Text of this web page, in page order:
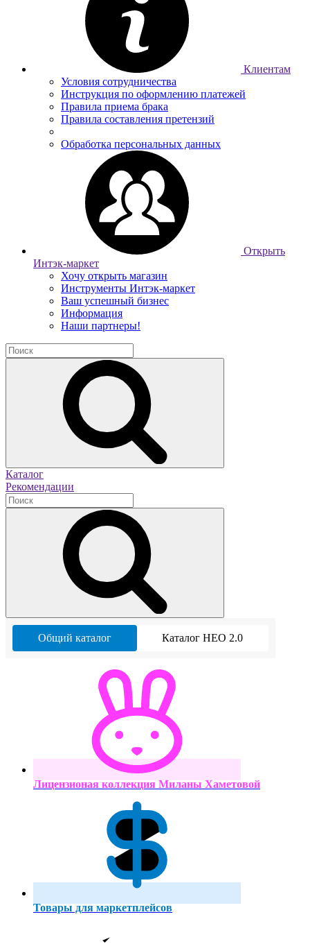
Клиентам
Условия сотрудничества
Инструкция по оформлению платежей
Правила приема брака
Правила составления претензий
Обработка персональных данных
Открыть
Интэк-маркет
Хочу открыть магазин
Инструменты Интэк-маркет
Ваш успешный бизнес
Информация
Наши партнеры!
Каталог
Рекомендации
Общий каталог Каталог НЕО 2.0
Лицензионая коллекция Миланы Хаметовой
Товары для маркетплейсов